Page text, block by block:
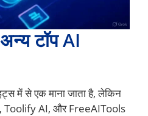
टॉप AI
में से एक माना जाता है, लेकिन
Toolify AI, और FreeAITools